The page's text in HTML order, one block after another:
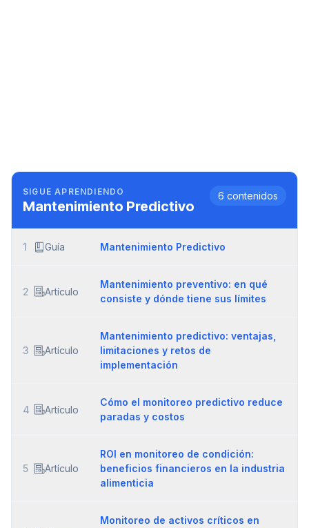
SIGUE APRENDIENDO
Mantenimiento Predictivo
6 contenidos
1 Guía Mantenimiento Predictivo
2 Artículo
Mantenimiento preventivo: en qué
consiste y dónde tiene sus límites
3 Artículo
Mantenimiento predictivo: ventajas,
limitaciones y retos de
implementación
4 Artículo
Cómo el monitoreo predictivo reduce
paradas y costos
5 Artículo
ROI en monitoreo de condición:
beneficios financieros en la industria
alimenticia
Monitoreo de activos críticos en